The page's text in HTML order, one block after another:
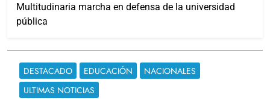
Multitudinaria marcha en defensa de la universidad
pública
DESTACADO EDUCACIÓN
NACIONALES
ULTIMAS NOTICIAS